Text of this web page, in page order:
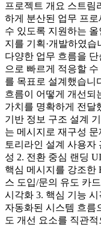
프로젝트 개요 스트림
하게 분산된 업무 프
수 있도록 지원하는 올
지를 기획·개발하였
다양한 업무 흐름을
으로 빠르게 적응할
를 목표로 설계했습니
흐름이 어떻게 개선되
가치를 명확하게 전달
기반 정보 구조 설계
는 메시지로 재구성
토리라인 설계 사용자
성 2. 전환 중심 랜딩
핵심 메시지를 강조한
스 도입/문의 유도 카
시각화 3. 핵심 기능
자동화된 시스템 흐름
도 개선 요소를 직관